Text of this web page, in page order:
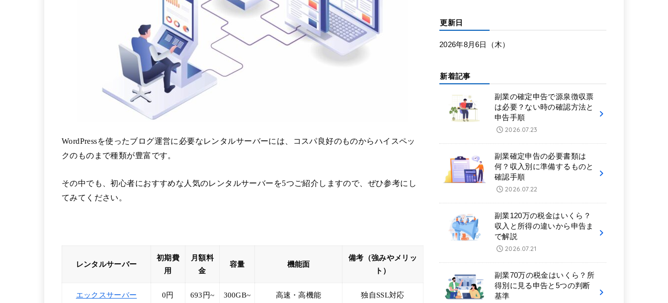
WordPressを使ったブログ運営に必要なレンタルサーバーには、コスパ良好のものからハイスペッ
クのものまで種類が豊富です。
その中でも、初心者におすすめな人気のレンタルサーバーを5つご紹介しますので、ぜひ参考にし
てみてください。
レンタルサーバー
初期費
用
月額料
金
容量 機能面
備考（強みやメリッ
ト）
エックスサーバー 0円 693円~ 300GB~ 高速・高機能 独自SSL対応
更新日
2026年8月6日（木）
新着記事
副業の確定申告で源泉徴収票
は必要？ない時の確認方法と
申告手順
2026.07.23
副業確定申告の必要書類は
何？収入別に準備するものと
確認手順
2026.07.22
副業120万の税金はいくら？
収入と所得の違いから申告ま
で解説
2026.07.21
副業70万の税金はいくら？所
得別に見る申告と5つの判断
基準